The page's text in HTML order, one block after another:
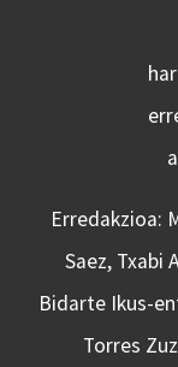
Erredakzioa:
Saez, Txabi
Bidarte Ikus-
Torres